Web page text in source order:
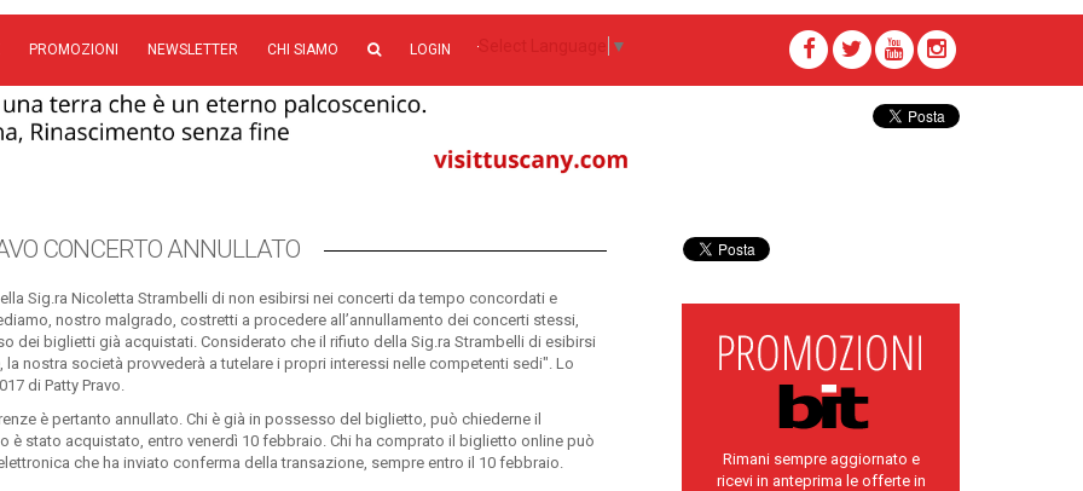
PROMOZIONI NEWSLETTER CHI SIAMO LOGIN ▼
CONCERTO ANNULLATO
Sig.ra Nicoletta Strambelli di non esibirsi nei concerti da tempo concordati e
nostro malgrado, costretti a procedere all’annullamento dei concerti stessi,
dei biglietti già acquistati. Considerato che il rifiuto della Sig.ra Strambelli di esibirsi
nostra società provvederà a tutelare i propri interessi nelle competenti sedi". Lo
di Patty Pravo.
è pertanto annullato. Chi è già in possesso del biglietto, può chiederne il
stato acquistato, entro venerdì 10 febbraio. Chi ha comprato il biglietto online può
che ha inviato conferma della transazione, sempre entro il 10 febbraio.
Rimani sempre aggiornato e
ricevi in anteprima le offerte in